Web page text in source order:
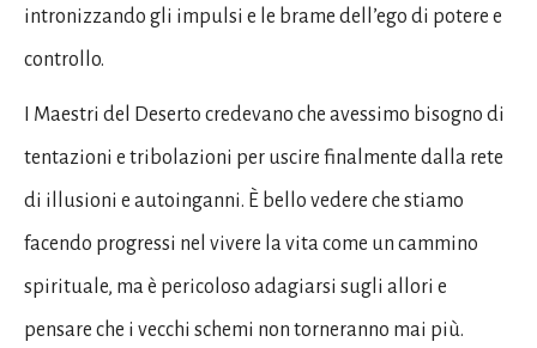
intronizzando gli impulsi e le brame dell’ego di potere e
controllo.
I Maestri del Deserto credevano che avessimo bisogno di
tentazioni e tribolazioni per uscire finalmente dalla rete
di illusioni e autoinganni. È bello vedere che stiamo
facendo progressi nel vivere la vita come un cammino
spirituale, ma è pericoloso adagiarsi sugli allori e
pensare che i vecchi schemi non torneranno mai più.